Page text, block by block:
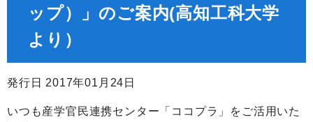
ップ）」のご案内(高知工科大学
より）
発行日 2017年01月24日
いつも産学官民連携センター「ココプラ」をご活用いた